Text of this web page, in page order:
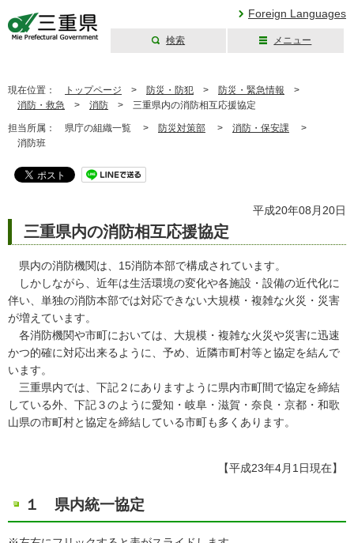
Foreign Languages
検索 メニュー
現在位置： トップページ > 防災・防犯 > 防災・緊急情報 >
消防・救急 > 消防 > 三重県内の消防相互応援協定
担当所属： 県庁の組織一覧 > 防災対策部 > 消防・保安課 >
消防班
平成20年08月20日
三重県内の消防相互応援協定
県内の消防機関は、15消防本部で構成されています。
しかしながら、近年は生活環境の変化や各施設・設備の近代化に
伴い、単独の消防本部では対応できない大規模・複雑な火災・災害
が増えています。
各消防機関や市町においては、大規模・複雑な火災や災害に迅速
かつ的確に対応出来るように、予め、近隣市町村等と協定を結んで
います。
三重県内では、下記２にありますように県内市町間で協定を締結
している外、下記３のように愛知・岐阜・滋賀・奈良・京都・和歌
山県の市町村と協定を締結している市町も多くあります。
【平成23年4月1日現在】
１ 県内統一協定